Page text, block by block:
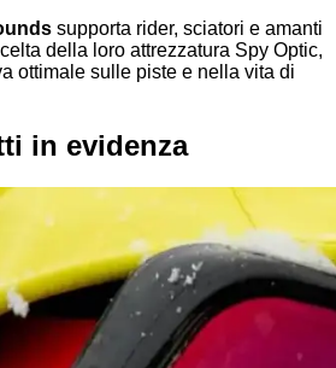
supporta rider, sciatori e amanti
della loro attrezzatura Spy Optic,
ottimale sulle piste e nella vita di
in evidenza